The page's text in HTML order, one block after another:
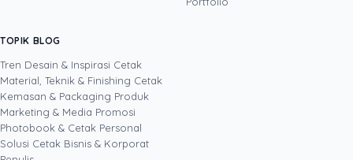
sampai kemasan produk, selalu dengan
kacamata data dan dampak bisnis nyata.
Popular
TOPIK BLOG
Tren Desain & Inspirasi Cetak
Material, Teknik & Finishing Cetak
Kemasan & Packaging Produk
Marketing & Media Promosi
Photobook & Cetak Personal
Solusi Cetak Bisnis & Korporat